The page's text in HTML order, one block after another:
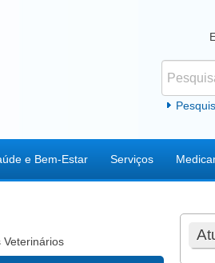
e Bem-Estar Serviços
Veterinários